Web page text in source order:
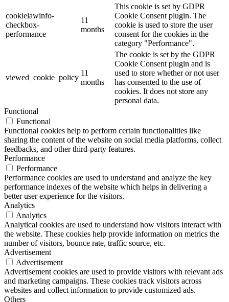
cookielawinfo-
checkbox-
performance
11
months
This cookie is set by GDPR
Cookie Consent plugin. The
cookie is used to store the user
consent for the cookies in the
category "Performance".
viewed_cookie_policy
11
months
The cookie is set by the GDPR
Cookie Consent plugin and is
used to store whether or not user
has consented to the use of
cookies. It does not store any
personal data.
Functional
Functional
Functional cookies help to perform certain functionalities like
sharing the content of the website on social media platforms, collect
feedbacks, and other third-party features.
Performance
Performance
Performance cookies are used to understand and analyze the key
performance indexes of the website which helps in delivering a
better user experience for the visitors.
Analytics
Analytics
Analytical cookies are used to understand how visitors interact with
the website. These cookies help provide information on metrics the
number of visitors, bounce rate, traffic source, etc.
Advertisement
Advertisement
Advertisement cookies are used to provide visitors with relevant ads
and marketing campaigns. These cookies track visitors across
websites and collect information to provide customized ads.
Others